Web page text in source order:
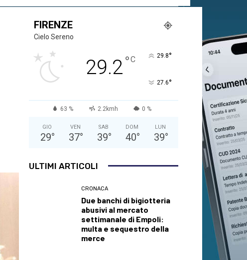
FIRENZE
Cielo Sereno
29.2°C 29.8°
27.6°
63 % 2.2kmh 0 %
GIO
29°
VEN
37°
SAB
39°
DOM
40°
LUN
39°
ULTIMI ARTICOLI
CRONACA
Due banchi di bigiotteria
abusivi al mercato
settimanale di Empoli:
multa e sequestro della
merce